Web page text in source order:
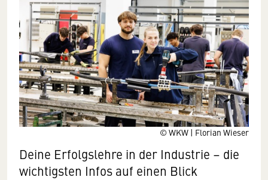
© WKW | Florian Wieser
Deine Erfolgslehre in der Industrie – die
wichtigsten Infos auf einen Blick